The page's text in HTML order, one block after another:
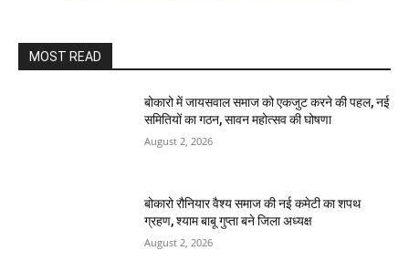
MOST READ
बोकारो में जायसवाल समाज को एकजुट करने की पहल, नई
समितियों का गठन, सावन महोत्सव की घोषणा
August 2, 2026
बोकारो रौनियार वैश्य समाज की नई कमेटी का शपथ
ग्रहण, श्याम बाबू गुप्ता बने जिला अध्यक्ष
August 2, 2026